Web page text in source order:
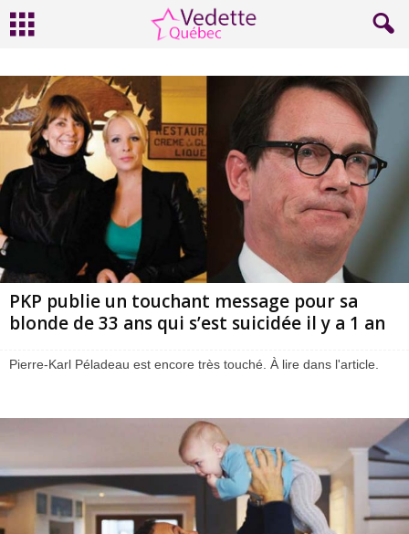
PKP publie un touchant message pour sa
blonde de 33 ans qui s’est suicidée il y a 1 an
Pierre-Karl Péladeau est encore très touché. À lire dans l'article.